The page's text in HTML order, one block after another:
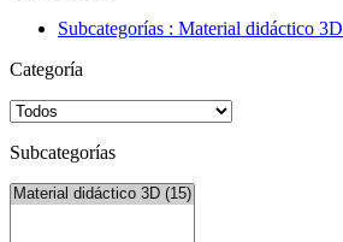
Subcategorías : Material didáctico 3D
Categoría
Subcategorías